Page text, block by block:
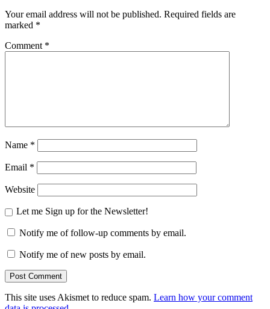
Your email address will not be published. Required fields are
marked *
Comment *
Name *
Email *
Website
Let me Sign up for the Newsletter!
Notify me of follow-up comments by email.
Notify me of new posts by email.
This site uses Akismet to reduce spam. Learn how your comment